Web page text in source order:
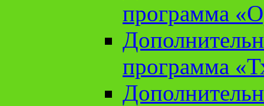
программа
программа